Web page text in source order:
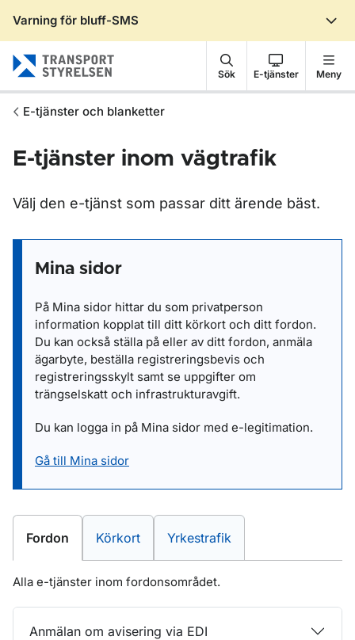
Varning för bluff-SMS
Sök E-tjänster Meny
E-tjänster och blanketter
E-tjänster inom vägtrafik
Välj den e-tjänst som passar ditt ärende bäst.
Mina sidor
På Mina sidor hittar du som privatperson
information kopplat till ditt körkort och ditt fordon.
Du kan också ställa på eller av ditt fordon, anmäla
ägarbyte, beställa registreringsbevis och
registreringsskylt samt se uppgifter om
trängselskatt och infrastrukturavgift.
Du kan logga in på Mina sidor med e-legitimation.
Gå till Mina sidor
E-tjänster inom
Fordon E-tjänster inom
Körkort E-tjänster inom
Yrkestrafik
Alla e-tjänster inom fordonsområdet.
Anmälan om avisering via EDI